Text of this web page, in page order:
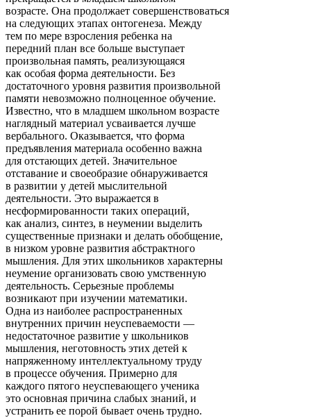
возрасте. Она продолжает совершенствоваться
на следующих этапах онтогенеза. Между
тем по мере взросления ребенка на
передний план все больше выступает
произвольная память, реализующаяся
как особая форма деятельности. Без
достаточного уровня развития произвольной
памяти невозможно полноценное обучение.
Известно, что в младшем школьном возрасте
наглядный материал усваивается лучше
вербального. Оказывается, что форма
предъявления материала особенно важна
для отстающих детей. Значительное
отставание и своеобразие обнаруживается
в развитии у детей мыслительной
деятельности. Это выражается в
несформированности таких операций,
как анализ, синтез, в неумении выделить
существенные признаки и делать обобщение,
в низком уровне развития абстрактного
мышления. Для этих школьников характерны
неумение организовать свою умственную
деятельность. Серьезные проблемы
возникают при изучении математики.
Одна из наиболее распространенных
внутренних причин неуспеваемости —
недостаточное развитие у школьников
мышления, неготовность этих детей к
напряженному интеллектуальному труду
в процессе обучения. Примерно для
каждого пятого неуспевающего ученика
это основная причина слабых знаний, и
устранить ее порой бывает очень трудно.